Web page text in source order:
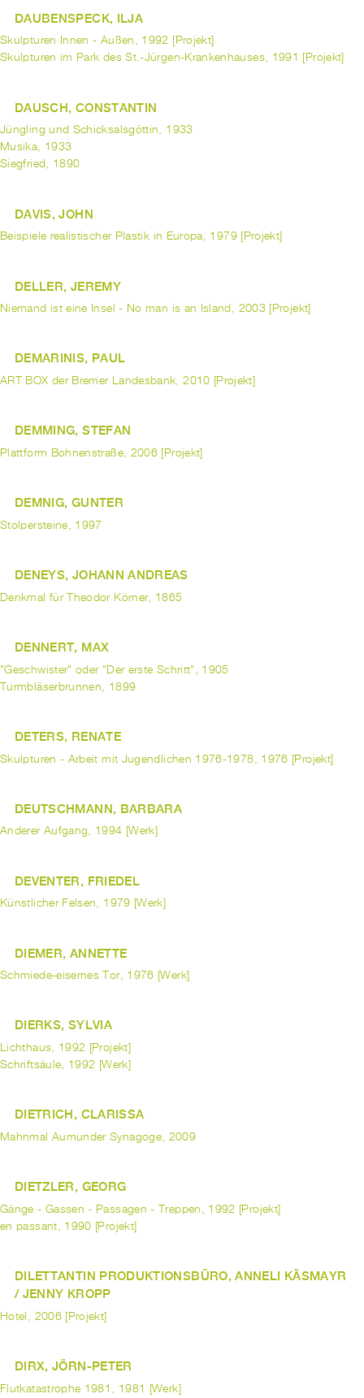
DAUBENSPECK, ILJA
Skulpturen Innen - Außen, 1992 [Projekt]
Skulpturen im Park des St.-Jürgen-Krankenhauses, 1991 [Projekt]
DAUSCH, CONSTANTIN
Jüngling und Schicksalsgöttin, 1933
Musika, 1933
Siegfried, 1890
DAVIS, JOHN
Beispiele realistischer Plastik in Europa, 1979 [Projekt]
DELLER, JEREMY
Niemand ist eine Insel - No man is an Island, 2003 [Projekt]
DEMARINIS, PAUL
ART BOX der Bremer Landesbank, 2010 [Projekt]
DEMMING, STEFAN
Plattform Bohnenstraße, 2006 [Projekt]
DEMNIG, GUNTER
Stolpersteine, 1997
DENEYS, JOHANN ANDREAS
Denkmal für Theodor Körner, 1865
DENNERT, MAX
"Geschwister" oder "Der erste Schritt", 1905
Turmbläserbrunnen, 1899
DETERS, RENATE
Skulpturen - Arbeit mit Jugendlichen 1976-1978, 1976 [Projekt]
DEUTSCHMANN, BARBARA
Anderer Aufgang, 1994 [Werk]
DEVENTER, FRIEDEL
Künstlicher Felsen, 1979 [Werk]
DIEMER, ANNETTE
Schmiede-eisernes Tor, 1976 [Werk]
DIERKS, SYLVIA
Lichthaus, 1992 [Projekt]
Schriftsäule, 1992 [Werk]
DIETRICH, CLARISSA
Mahnmal Aumunder Synagoge, 2009
DIETZLER, GEORG
Gänge - Gassen - Passagen - Treppen, 1992 [Projekt]
en passant, 1990 [Projekt]
DILETTANTIN PRODUKTIONSBÜRO, ANNELI KÄSMAYR
/ JENNY KROPP
Hotel, 2006 [Projekt]
DIRX, JÖRN-PETER
Flutkatastrophe 1981, 1981 [Werk]